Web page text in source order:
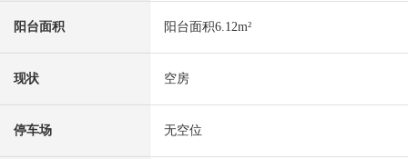
阳台面积 阳台面积6.12m²
现状 空房
停车场 无空位